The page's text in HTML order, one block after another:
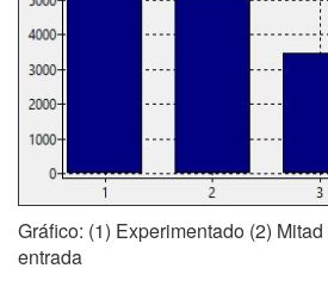
Gráfico: (1) Experimentado (2)
entrada